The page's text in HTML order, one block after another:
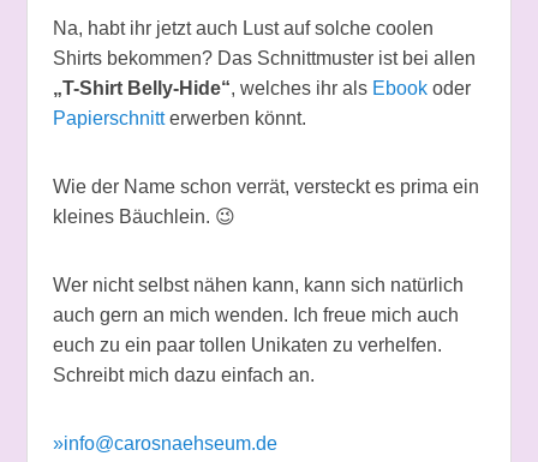
Na, habt ihr jetzt auch Lust auf solche coolen
Shirts bekommen? Das Schnittmuster ist bei allen
„T-Shirt Belly-Hide“, welches ihr als Ebookoder
Papierschnitterwerben könnt.
Wie der Name schon verrät, versteckt es prima ein
kleines Bäuchlein. 😉
Wer nicht selbst nähen kann, kann sich natürlich
auch gern an mich wenden. Ich freue mich auch
euch zu ein paar tollen Unikaten zu verhelfen.
Schreibt mich dazu einfach an.
»info@carosnaehseum.de